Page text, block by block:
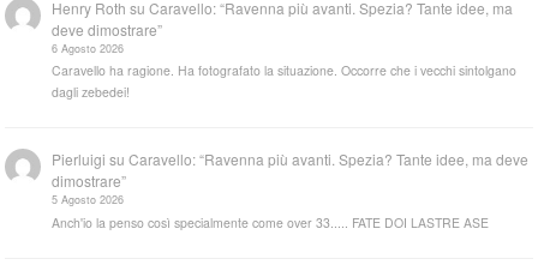
Henry Roth suCaravello: “Ravenna più avanti. Spezia? Tante idee, ma
deve dimostrare”
6 Agosto 2026
Caravello ha ragione. Ha fotografato la situazione. Occorre che i vecchi sintolgano
dagli zebedei!
Pierluigi suCaravello: “Ravenna più avanti. Spezia? Tante idee, ma deve
dimostrare”
5 Agosto 2026
Anch'io la penso così specialmente come over 33..... FATE DOI LASTRE ASE